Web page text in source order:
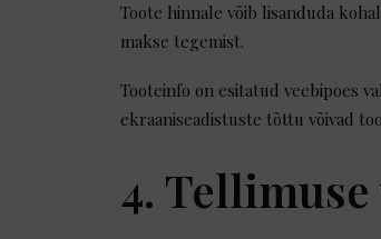
Toote hinnale võib lisanduda
makse tegemist.
Tooteinfo on esitatud veebipoes
ekraaniseadistuste tõttu võivad
4.